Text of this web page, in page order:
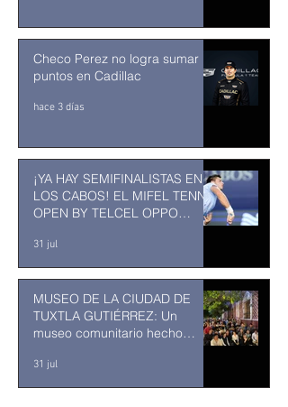
Checo Perez no logra sumar
puntos en Cadillac
hace 3 días
¡YA HAY SEMIFINALISTAS EN
LOS CABOS! EL MIFEL TENNIS
OPEN BY TELCEL OPPO
31 jul
MUSEO DE LA CIUDAD DE
TUXTLA GUTIÉRREZ: Un
museo comunitario hecho
31 jul